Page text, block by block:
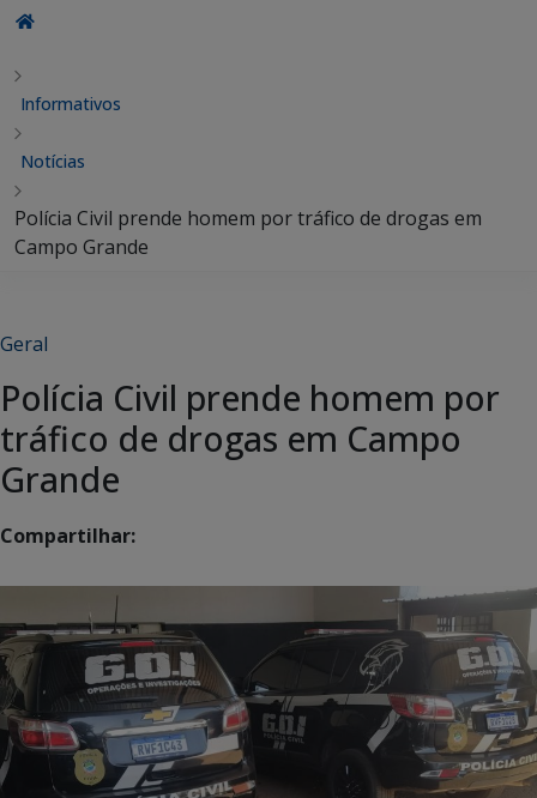
Informativos
Notícias
Polícia Civil prende homem por tráfico de drogas em
Campo Grande
Geral
Polícia Civil prende homem por
tráfico de drogas em Campo
Grande
Compartilhar: